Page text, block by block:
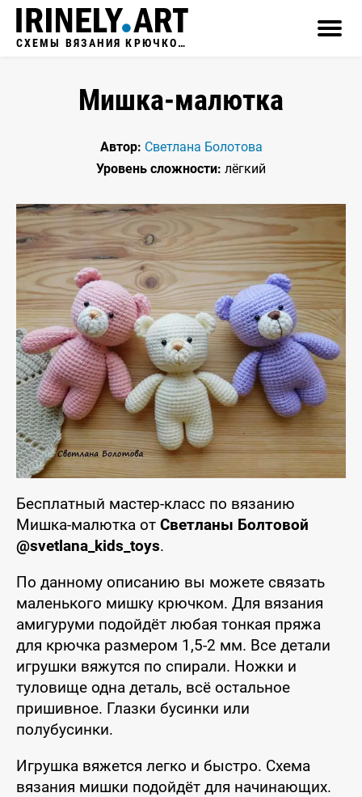
СХЕМЫ ВЯЗАНИЯ КРЮЧКОМ
Мишка-малютка
Автор: Светлана Болотова
Уровень сложности: лёгкий
Бесплатный мастер-класс по вязанию
Мишка-малютка от Светланы Болтовой
@svetlana_kids_toys.
По данному описанию вы можете связать
маленького мишку крючком. Для вязания
амигуруми подойдёт любая тонкая пряжа
для крючка размером 1,5-2 мм. Все детали
игрушки вяжутся по спирали. Ножки и
туловище одна деталь, всё остальное
пришивное. Глазки бусинки или
полубусинки.
Игрушка вяжется легко и быстро. Схема
вязания мишки подойдёт для начинающих.